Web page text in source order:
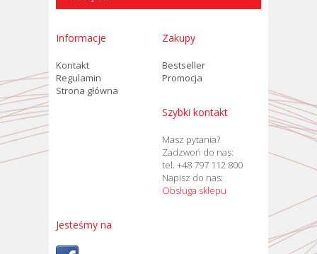
Informacje
Kontakt
Regulamin
Strona główna
Zakupy
Bestseller
Promocja
Szybki kontakt
Masz pytania?
Zadzwoń do nas:
tel. +48 797 112 800
Napisz do nas:
Obsługa sklepu
Jesteśmy na